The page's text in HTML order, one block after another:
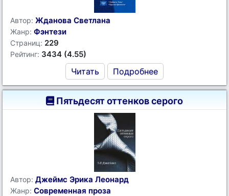
Автор: Жданова Светлана
Жанр: Фэнтези
Страниц: 229
Рейтинг: 3434 (4.55)
Читать Подробнее
Пятьдесят оттенков серого
Автор: Джеймс Эрика Леонард
Жанр: Современная проза